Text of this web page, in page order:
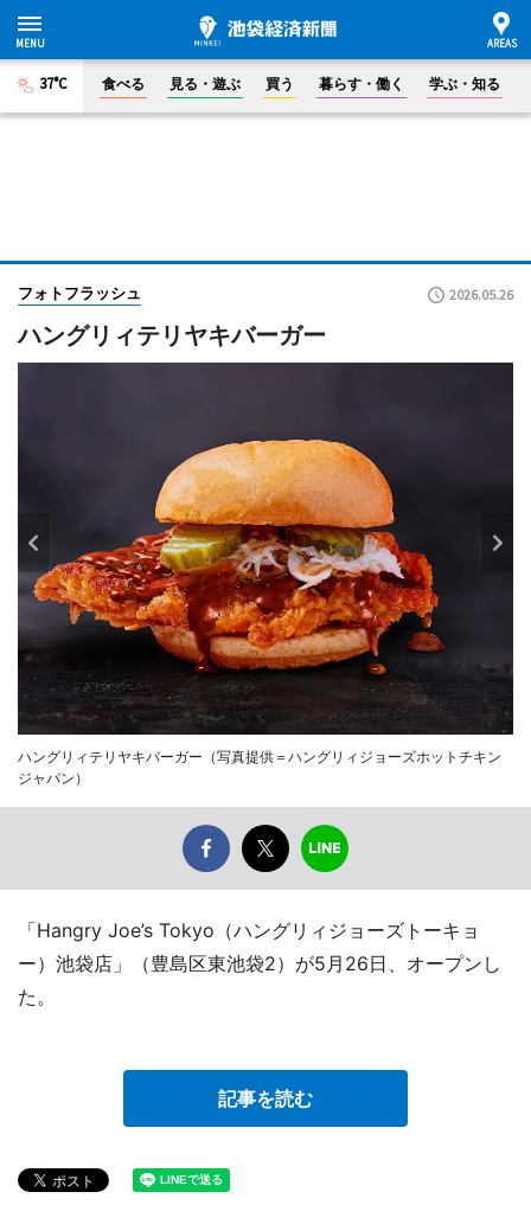
37°C 食べる 見る・遊ぶ 買う 暮らす・働く 学ぶ・知る
フォトフラッシュ 2026.05.26
ハングリィテリヤキバーガー
ハングリィテリヤキバーガー（写真提供＝ハングリィジョーズホットチキン
ジャパン）
「Hangry Joe’s Tokyo（ハングリィジョーズトーキョ
ー）池袋店」（豊島区東池袋2）が5月26日、オープンし
た。
記事を読む